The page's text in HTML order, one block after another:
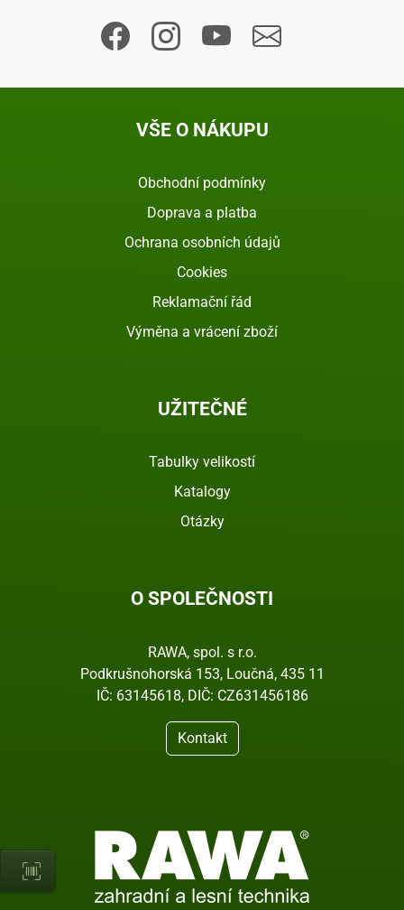
VŠE O NÁKUPU
Obchodní podmínky
Doprava a platba
Ochrana osobních údajů
Cookies
Reklamační řád
Výměna a vrácení zboží
UŽITEČNÉ
Tabulky velikostí
Katalogy
Otázky
O SPOLEČNOSTI
RAWA, spol. s r.o.
Podkrušnohorská 153, Loučná, 435 11
IČ: 63145618, DIČ: CZ631456186
Kontakt